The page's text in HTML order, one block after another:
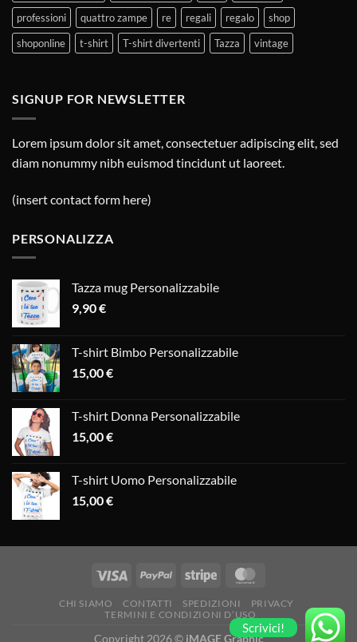
professioni
quattro zampe re regali regalo
shop
shoponline
t-shirt T-shirt divertenti Tazza vintage
SIGNUP FOR NEWSLETTER
Lorem ipsum dolor sit amet, consectetuer adipiscing elit, sed
diam nonummy nibh euismod tincidunt ut laoreet.
(insert contact form here)
PERSONALIZZA
Tazza mug Personalizzabile
9,90€
T-shirt Bimbo Personalizzabile
15,00€
T-shirt Donna Personalizzabile
15,00€
T-shirt Uomo Personalizzabile
15,00€
CHI SIAMO CONTATTI SPEDIZIONI
PRIVACY
TERMINI E CONDIZIONI D’USO
Copyright 2026 © iMAGE Graphic
Scrivici!